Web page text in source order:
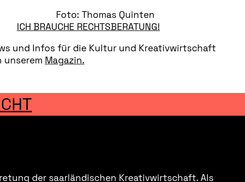
Foto: Thomas Quinten
ICH BRAUCHE RECHTSBERATUNG!
und Infos für die Kultur und Kreativwirtschaft
Magazin.
der saarländischen Kreativwirtschaft. Als